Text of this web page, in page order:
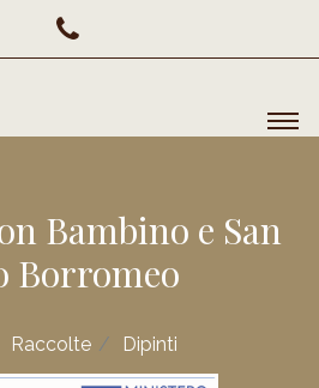
Bambino e San
Borromeo
Raccolte Dipinti